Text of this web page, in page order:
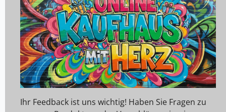
Ihr Feedback ist uns wichtig! Haben Sie Fragen zu